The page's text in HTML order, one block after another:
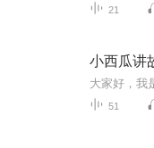
21
小西瓜讲
51